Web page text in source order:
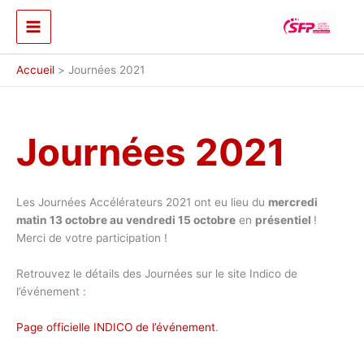
Aller
contenu
Accueil
Journées 2021
Journées 2021
Les Journées Accélérateurs 2021 ont eu lieu du mercredi
matin 13 octobre au vendredi 15 octobre en présentiel !
Merci de votre participation !
Retrouvez le détails des Journées sur le site Indico de
l’événement :
Page officielle INDICO de l’événement.